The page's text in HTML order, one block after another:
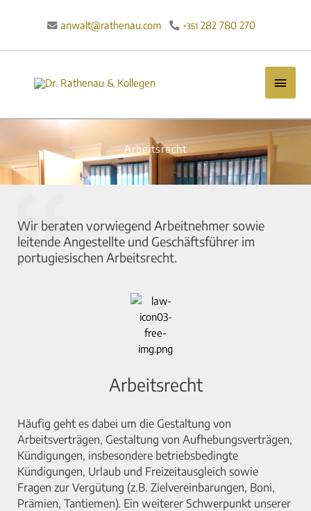
 anwalt@rathenau.com +351 282 780 270
Arbeitsrecht
Wir beraten vorwiegend Arbeitnehmer sowie
leitende Angestellte und Geschäftsführer im
portugiesischen Arbeitsrecht.
Arbeitsrecht
Häufig geht es dabei um die Gestaltung von
Arbeitsverträgen, Gestaltung von Aufhebungsverträgen,
Kündigungen, insbesondere betriebsbedingte
Kündigungen, Urlaub und Freizeitausgleich sowie
Fragen zur Vergütung (z.B. Zielvereinbarungen, Boni,
Prämien, Tantiemen). Ein weiterer Schwerpunkt unserer